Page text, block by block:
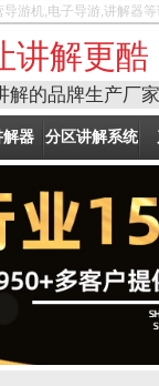
游机,电子导游,讲解器
讲解更酷
解的品牌生产厂家
解器 分区讲解系统